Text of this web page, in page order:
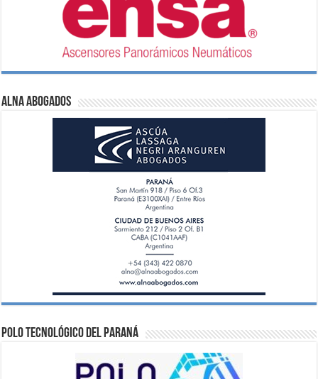
ALNA Abogados
Polo Tecnológico del Paraná